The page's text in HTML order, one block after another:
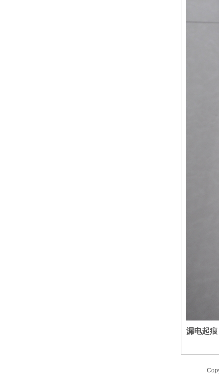
漏电起痕